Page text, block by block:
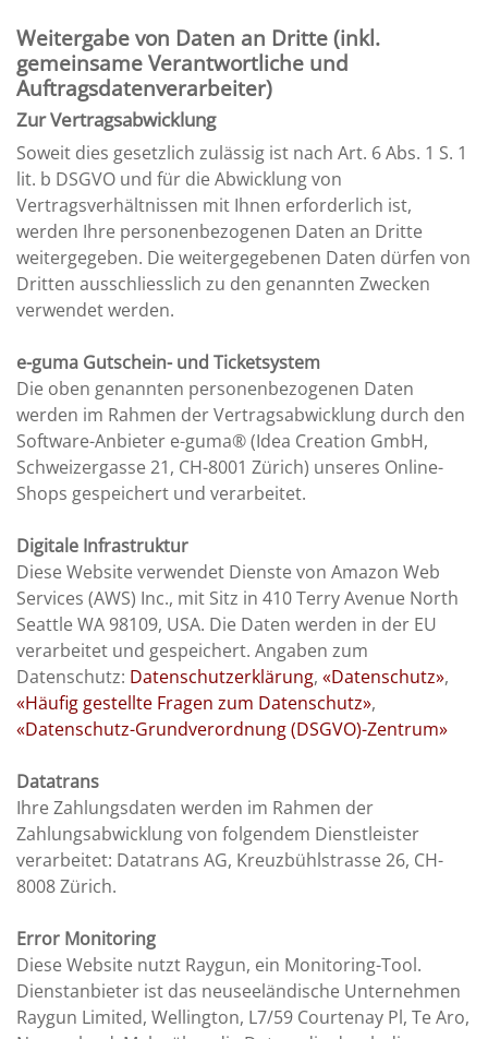
Weitergabe von Daten an Dritte (inkl.
gemeinsame Verantwortliche und
Auftragsdatenverarbeiter)
Zur Vertragsabwicklung
Soweit dies gesetzlich zulässig ist nach Art. 6 Abs. 1 S. 1
lit. b DSGVO und für die Abwicklung von
Vertragsverhältnissen mit Ihnen erforderlich ist,
werden Ihre personenbezogenen Daten an Dritte
weitergegeben. Die weitergegebenen Daten dürfen von
Dritten ausschliesslich zu den genannten Zwecken
verwendet werden.
e-guma Gutschein- und Ticketsystem
Die oben genannten personenbezogenen Daten
werden im Rahmen der Vertragsabwicklung durch den
Software-Anbieter e-guma® (Idea Creation GmbH,
Schweizergasse 21, CH-8001 Zürich) unseres Online-
Shops gespeichert und verarbeitet.
Digitale Infrastruktur
Diese Website verwendet Dienste von Amazon Web
Services (AWS) Inc., mit Sitz in 410 Terry Avenue North
Seattle WA 98109, USA. Die Daten werden in der EU
verarbeitet und gespeichert. Angaben zum
Datenschutz: Datenschutzerklärung, «Datenschutz»,
«Häufig gestellte Fragen zum Datenschutz»,
«Datenschutz-Grundverordnung (DSGVO)-Zentrum»
Datatrans
Ihre Zahlungsdaten werden im Rahmen der
Zahlungsabwicklung von folgendem Dienstleister
verarbeitet: Datatrans AG, Kreuzbühlstrasse 26, CH-
8008 Zürich.
Error Monitoring
Diese Website nutzt Raygun, ein Monitoring-Tool.
Dienstanbieter ist das neuseeländische Unternehmen
Raygun Limited, Wellington, L7/59 Courtenay Pl, Te Aro,